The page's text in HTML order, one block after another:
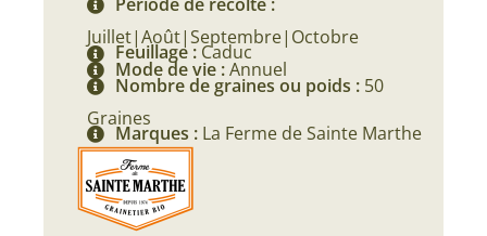
Juillet|Août|Septembre|Octobre
Feuillage : Caduc
Mode de vie :Annuel
Nombre de graines ou poids : 50
Graines
Marques : La Ferme de Sainte Marthe